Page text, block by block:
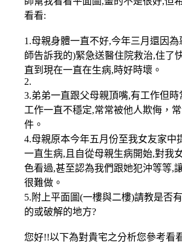
看看:
1.母親身體一直不好,今年三月還因
師告訴我的)緊急送醫住院救治,住了
直到現在一直在生病,時好時壞。
2.
3.弟弟一直跟父母親頂嘴,有工作但時
工作一直不穩定,常常被他人欺侮，
件。
4.母親原本今年五月份至我女友家中
一直生病,且自從母親生病開始,對我
色看過,甚至認為我們跟她犯沖等等,
很難做。
5.附上平面圖(一樓與二樓)請教是否
的或破解的地方?
您好!!以下為對貴宅之分析您參考看